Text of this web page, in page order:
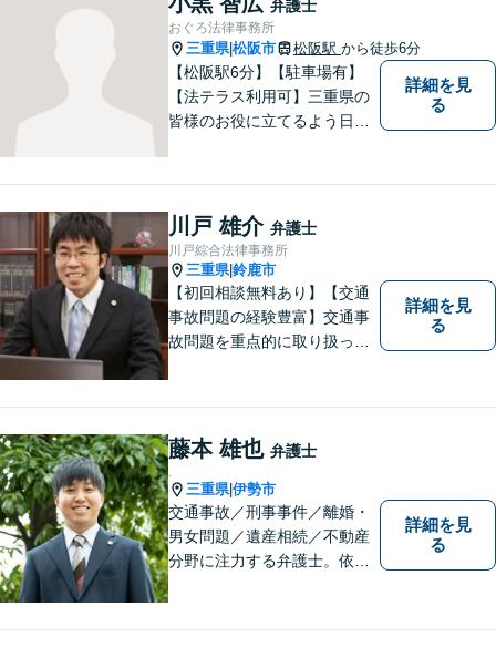
弁護士
おぐろ法律事務所
三重県|松阪市 松阪駅 から徒歩6分
【松阪駅6分】【駐車場有】
【法テラス利用可】三重県の
皆様のお役に立てるよう日々
解決できる問題もありますの
で、 お気軽にご相談くださ
い。
詳細を見
る
川戸 雄介 弁護士
川戸綜合法律事務所
三重県|鈴鹿市
【初回相談無料あり】【交通
事故問題の経験豊富】交通事
故問題を重点的に取り扱って
ます。その他の法律問題につ
いても、あなたの身近な相談
役として、あなたの力になり
ます。
詳細を見
る
藤本 雄也 弁護士
三重県|伊勢市
交通事故／刑事事件／離婚・
男女問題／遺産相続／不動産
分野に注力する弁護士。依頼
お気軽にご相談ください！
詳細を見
る